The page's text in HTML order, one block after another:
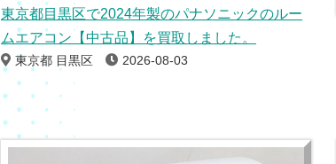
東京都目黒区で2024年製のパナソニックのルー
ムエアコン【中古品】を買取しました。
東京都 目黒区 2026-08-03